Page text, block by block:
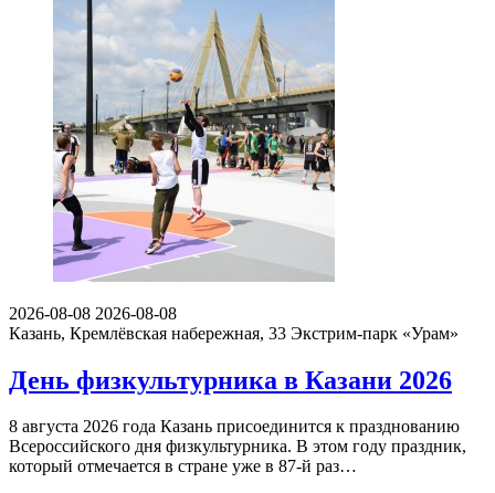
2026-08-08 2026-08-08
Казань, Кремлёвская набережная, 33 Экстрим-парк «Урам»
День физкультурника в Казани 2026
8 августа 2026 года Казань присоединится к празднованию
Всероссийского дня физкультурника. В этом году праздник,
который отмечается в стране уже в 87-й раз…